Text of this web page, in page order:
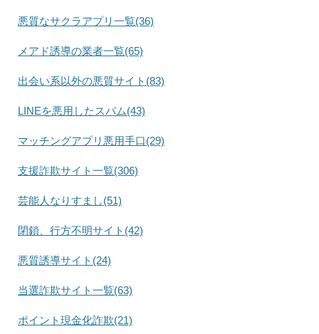
悪質なサクラアプリ一覧(36)
メアド誘導の業者一覧(65)
出会い系以外の悪質サイト(83)
LINEを悪用したスパム(43)
マッチングアプリ悪用手口(29)
支援詐欺サイト一覧(306)
芸能人なりすまし(51)
閉鎖、行方不明サイト(42)
悪質誘導サイト(24)
当選詐欺サイト一覧(63)
ポイント現金化詐欺(21)